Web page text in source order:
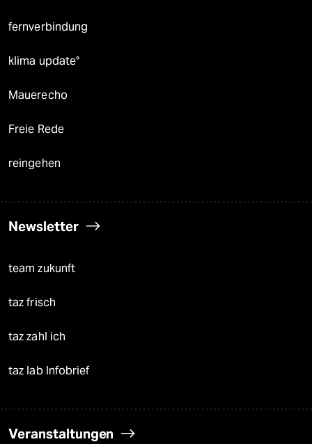
fernverbindung
klima update°
Mauerecho
Freie Rede
reingehen
Newsletter
team zukunft
taz frisch
taz zahl ich
taz lab Infobrief
Veranstaltungen